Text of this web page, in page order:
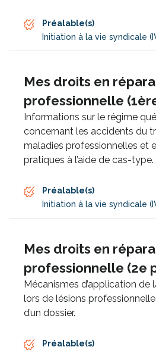
Préalable(s)
Initiation à la vie syndicale
Mes droits en
professionnelle
Informations sur le régime
concernant les accidents du
maladies professionnelles et
pratiques à l’aide de cas-type.
Préalable(s)
Initiation à la vie syndicale
Mes droits en
professionnelle (2e
Mécanismes d’application de
lors de lésions
d’un dossier.
Préalable(s)